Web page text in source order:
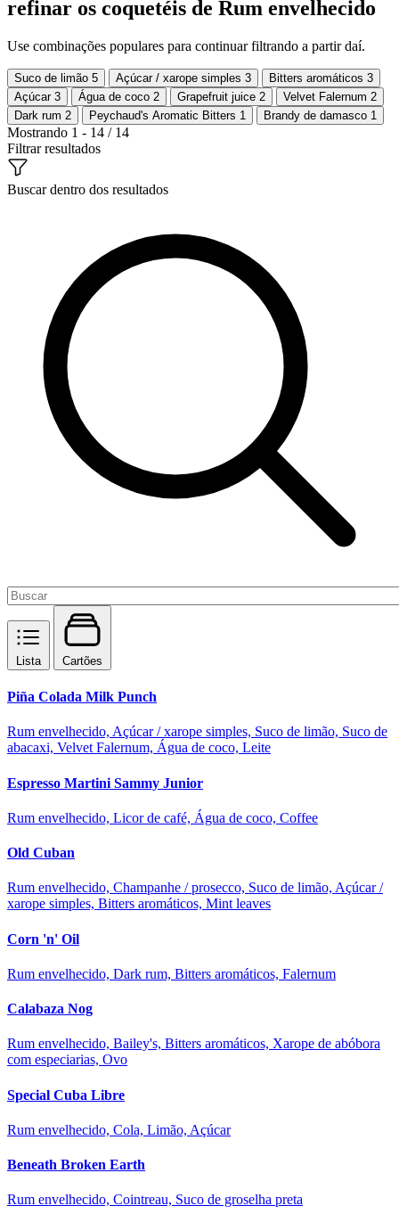
refinar os coquetéis de Rum envelhecido
Use combinações populares para continuar filtrando a partir daí.
Suco de limão 5 Açúcar / xarope simples 3 Bitters aromáticos 3
Açúcar 3 Água de coco 2 Grapefruit juice 2 Velvet Falernum 2
Dark rum 2 Peychaud's Aromatic Bitters 1 Brandy de damasco 1
Mostrando 1 - 14 / 14
Filtrar resultados
Buscar dentro dos resultados
Lista Cartões
Piña Colada Milk Punch
Rum envelhecido, Açúcar / xarope simples, Suco de limão, Suco de
abacaxi, Velvet Falernum, Água de coco, Leite
Espresso Martini Sammy Junior
Rum envelhecido, Licor de café, Água de coco, Coffee
Old Cuban
Rum envelhecido, Champanhe / prosecco, Suco de limão, Açúcar /
xarope simples, Bitters aromáticos, Mint leaves
Corn 'n' Oil
Rum envelhecido, Dark rum, Bitters aromáticos, Falernum
Calabaza Nog
Rum envelhecido, Bailey's, Bitters aromáticos, Xarope de abóbora
com especiarias, Ovo
Special Cuba Libre
Rum envelhecido, Cola, Limão, Açúcar
Beneath Broken Earth
Rum envelhecido, Cointreau, Suco de groselha preta